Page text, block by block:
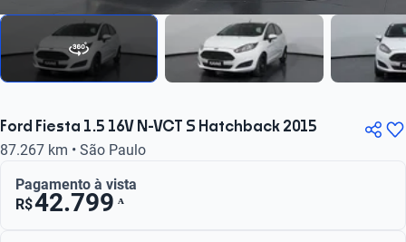
Ford Fiesta 1.5 16V N-VCT S Hatchback 2015
87.267 km • São Paulo
Pagamento à vista
R$42.799 ᴬ